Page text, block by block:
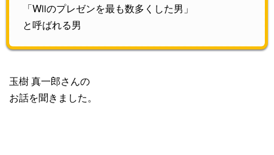
「Wiiのプレゼンを最も数多くした男」
と呼ばれる男
玉樹 真一郎さんの
お話を聞きました。